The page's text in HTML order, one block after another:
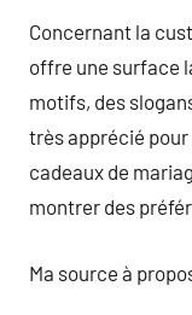
Concernant la
offre une surface
motifs, des
très apprécié pour
cadeaux de
montrer des
Ma source à